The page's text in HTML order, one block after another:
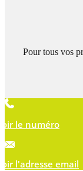
Pour tous vos
le numéro
l'adresse email